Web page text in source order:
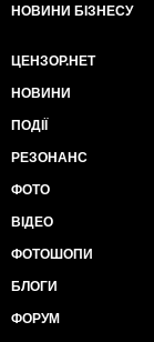
НОВИНИ БІЗНЕСУ
ЦЕНЗОР.НЕТ
НОВИНИ
ПОДІЇ
РЕЗОНАНС
ФОТО
ВІДЕО
ФОТОШОПИ
БЛОГИ
ФОРУМ